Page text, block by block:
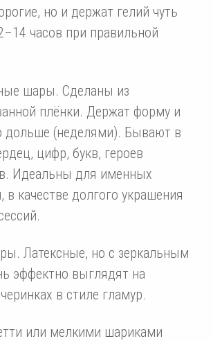
но и держат гелий чуть
часов при правильной
шары. Сделаны из
плёнки. Держат форму и
дольше (неделями). Бывают в
цифр, букв, героев
Идеальны для именных
в качестве долгого украшения
Латексные, но с зеркальным
эффектно выглядят на
в стиле гламур.
или мелкими шариками